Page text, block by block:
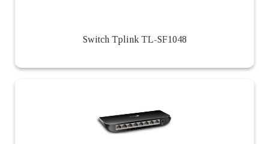
Switch Tplink TL-SF1048